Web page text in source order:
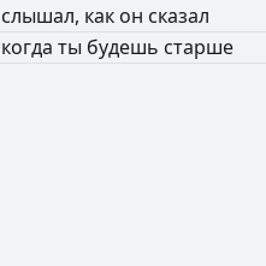
слышал, как он сказал
когда ты будешь старше